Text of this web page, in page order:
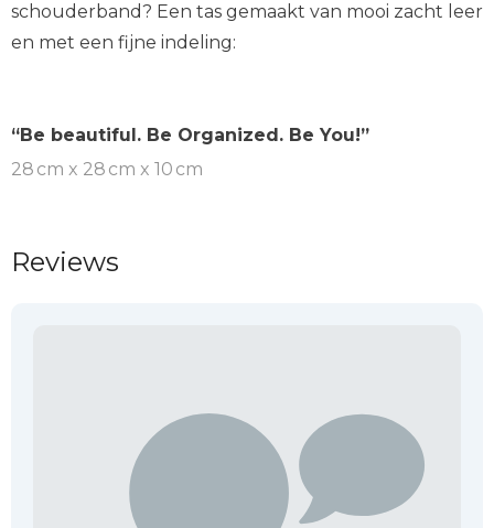
schouderband? Een tas gemaakt van mooi zacht leer
en met een fijne indeling:
“Be beautiful. Be Organized. Be You!”
28 cm x 28 cm x 10 cm
Reviews